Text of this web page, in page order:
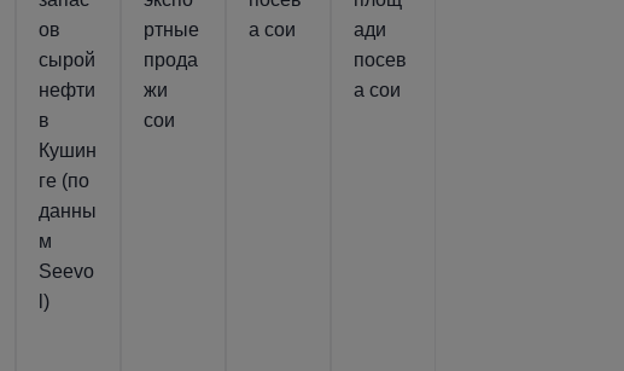
ов
сырой
нефти
в
Кушин
ге (по
данны
м
Seevo
l)
ртные
прода
жи
сои
а сои
ади
посев
а сои